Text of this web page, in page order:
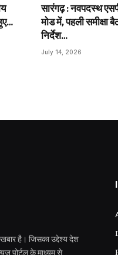
सारंगढ़ : नवपदस्थ
मोड में, पहली समीक्षा
निर्देश…
July 14, 2026
है। जिसका उद्देश्य देश
पोर्टल के माध्यम से